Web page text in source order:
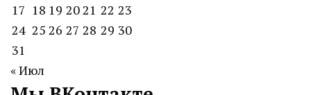
17 18 19 2021 22 23
24 25 26 27 28 29 30
31
« Июл